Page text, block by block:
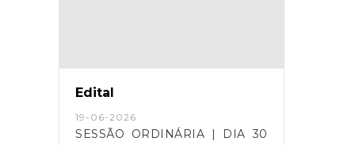
Edital
19-06-2026
SESSÃO ORDINÁRIA | DIA 30